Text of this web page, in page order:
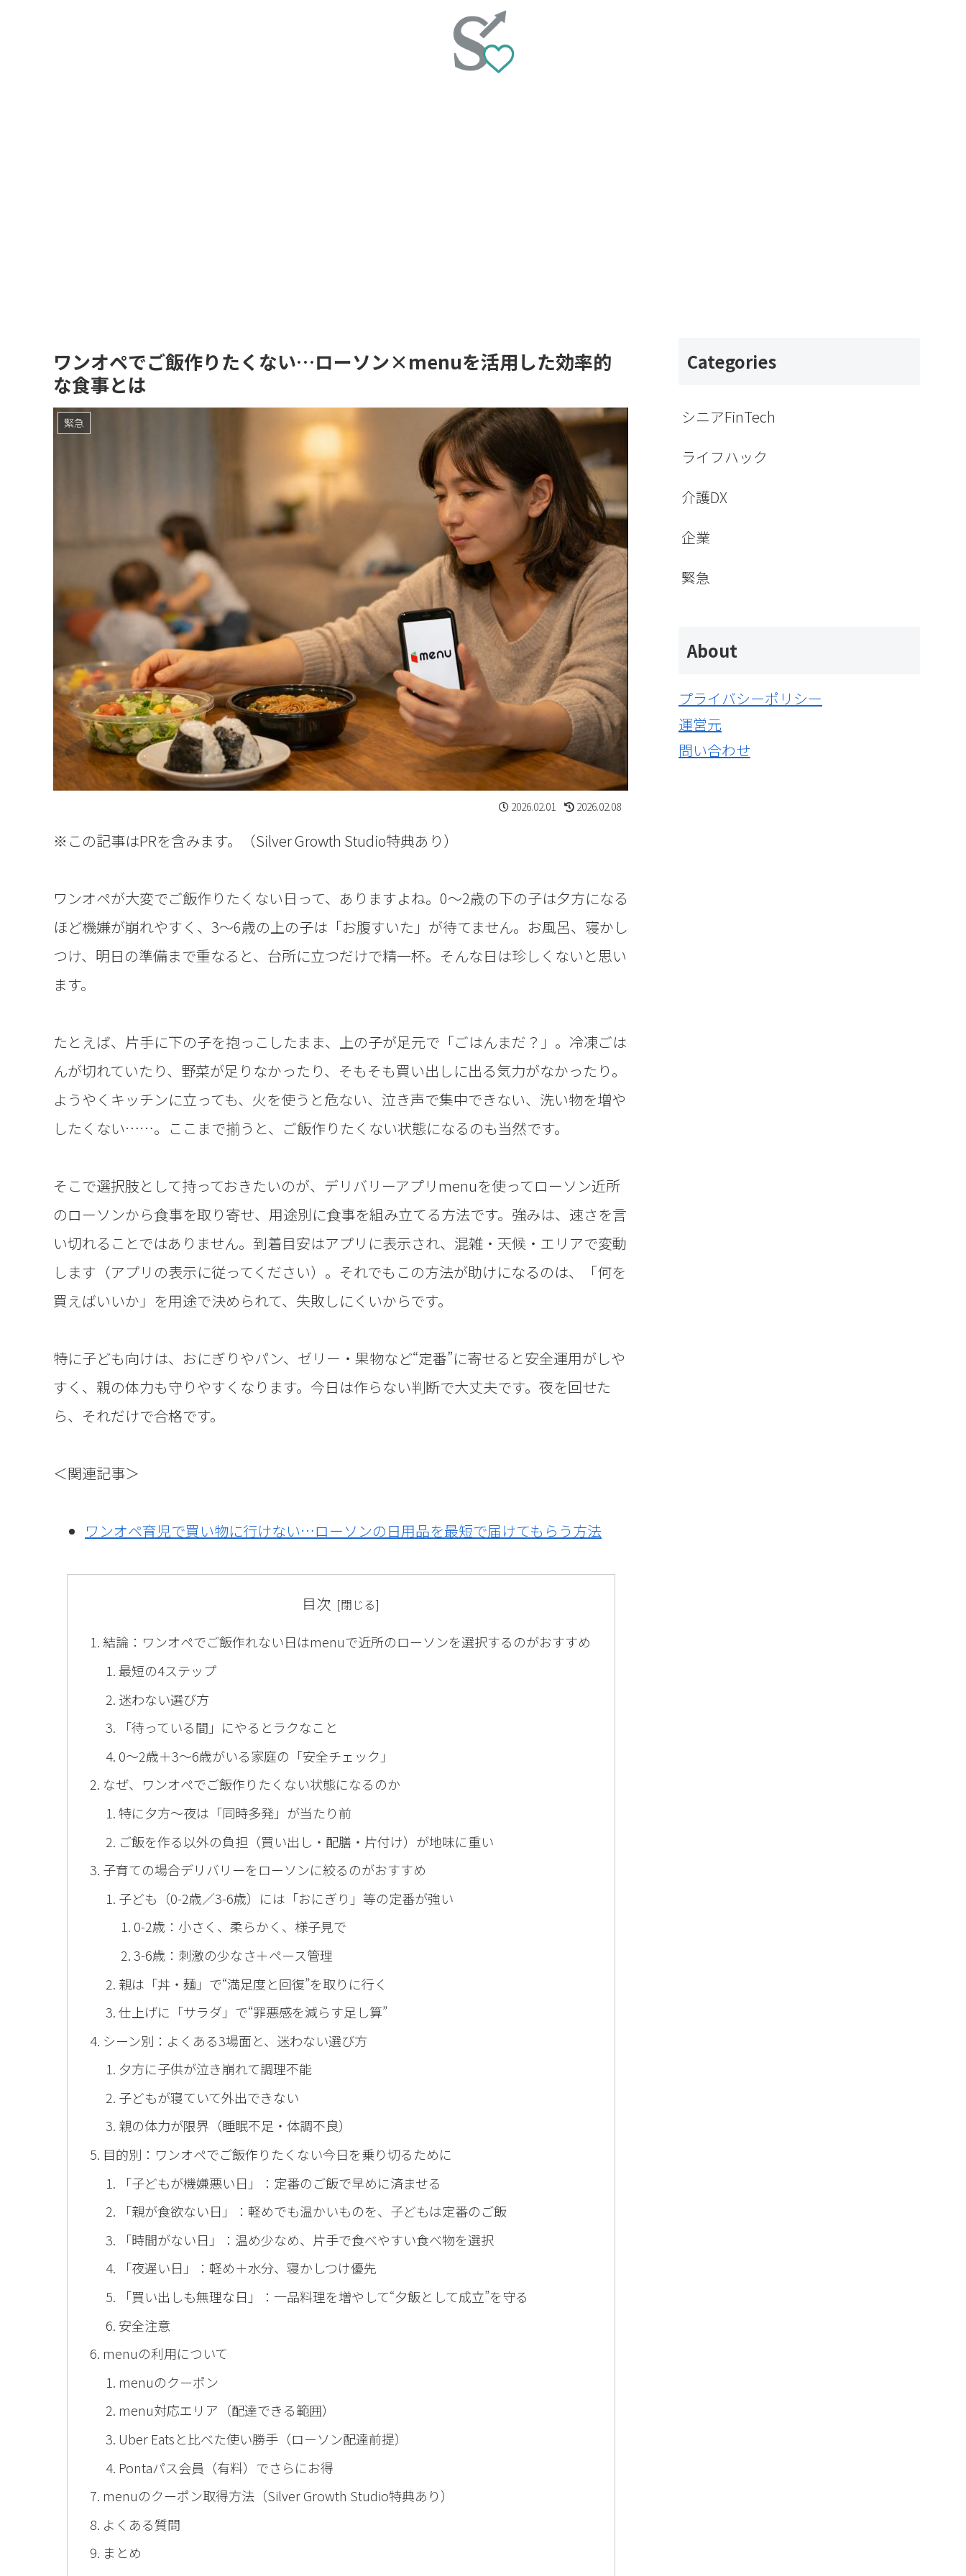
ワンオペでご飯作りたくない…ローソン×menuを活用した効率的
な食事とは
緊急
2026.02.01 2026.02.08
※この記事はPRを含みます。（Silver Growth Studio特典あり）
ワンオペが大変でご飯作りたくない日って、ありますよね。0〜2歳の下の子は夕方になる
ほど機嫌が崩れやすく、3〜6歳の上の子は「お腹すいた」が待てません。お風呂、寝かし
つけ、明日の準備まで重なると、台所に立つだけで精一杯。そんな日は珍しくないと思い
ます。
たとえば、片手に下の子を抱っこしたまま、上の子が足元で「ごはんまだ？」。冷凍ごは
んが切れていたり、野菜が足りなかったり、そもそも買い出しに出る気力がなかったり。
ようやくキッチンに立っても、火を使うと危ない、泣き声で集中できない、洗い物を増や
したくない……。ここまで揃うと、ご飯作りたくない状態になるのも当然です。
そこで選択肢として持っておきたいのが、デリバリーアプリmenuを使ってローソン近所
のローソンから食事を取り寄せ、用途別に食事を組み立てる方法です。強みは、速さを言
い切れることではありません。到着目安はアプリに表示され、混雑・天候・エリアで変動
します（アプリの表示に従ってください）。それでもこの方法が助けになるのは、「何を
買えばいいか」を用途で決められて、失敗しにくいからです。
特に子ども向けは、おにぎりやパン、ゼリー・果物など“定番”に寄せると安全運用がしや
すく、親の体力も守りやすくなります。今日は作らない判断で大丈夫です。夜を回せた
ら、それだけで合格です。
＜関連記事＞
ワンオペ育児で買い物に行けない…ローソンの日用品を最短で届けてもらう方法
目次
結論：ワンオペでご飯作れない日はmenuで近所のローソンを選択するのがおすすめ
最短の4ステップ
迷わない選び方
「待っている間」にやるとラクなこと
0〜2歳＋3〜6歳がいる家庭の「安全チェック」
なぜ、ワンオペでご飯作りたくない状態になるのか
特に夕方〜夜は「同時多発」が当たり前
ご飯を作る以外の負担（買い出し・配膳・片付け）が地味に重い
子育ての場合デリバリーをローソンに絞るのがおすすめ
子ども（0-2歳／3-6歳）には「おにぎり」等の定番が強い
0-2歳：小さく、柔らかく、様子見で
3-6歳：刺激の少なさ＋ペース管理
親は「丼・麺」で“満足度と回復”を取りに行く
仕上げに「サラダ」で“罪悪感を減らす足し算”
シーン別：よくある3場面と、迷わない選び方
夕方に子供が泣き崩れて調理不能
子どもが寝ていて外出できない
親の体力が限界（睡眠不足・体調不良）
目的別：ワンオペでご飯作りたくない今日を乗り切るために
「子どもが機嫌悪い日」：定番のご飯で早めに済ませる
「親が食欲ない日」：軽めでも温かいものを、子どもは定番のご飯
「時間がない日」：温め少なめ、片手で食べやすい食べ物を選択
「夜遅い日」：軽め＋水分、寝かしつけ優先
「買い出しも無理な日」：一品料理を増やして“夕飯として成立”を守る
安全注意
menuの利用について
menuのクーポン
menu対応エリア（配達できる範囲）
Uber Eatsと比べた使い勝手（ローソン配達前提）
Pontaパス会員（有料）でさらにお得
menuのクーポン取得方法（Silver Growth Studio特典あり）
よくある質問
まとめ
Categories
シニアFinTech
ライフハック
介護DX
企業
緊急
About
プライバシーポリシー
運営元
問い合わせ